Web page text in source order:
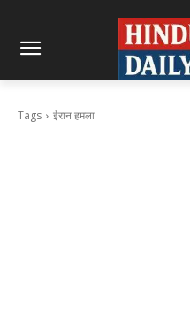
Tags ईरान हमला